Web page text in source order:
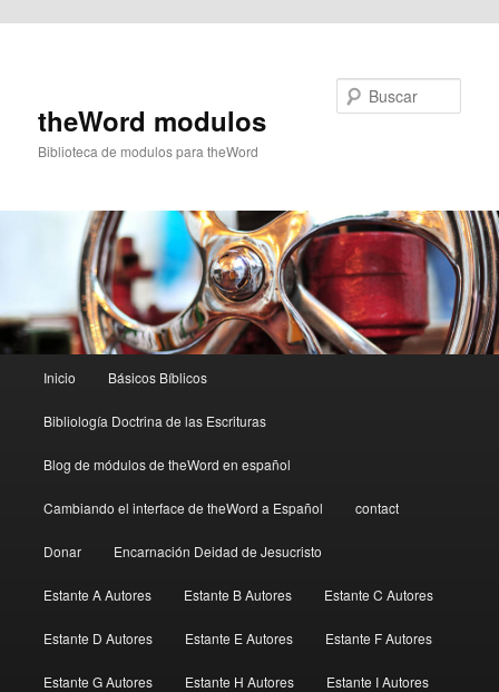
theWord modulos
Biblioteca de modulos para theWord
principal
Inicio Básicos Bíblicos
Bibliología Doctrina de las Escrituras
Blog de módulos de theWord en español
Cambiando el interface de theWord a Español contact
Donar Encarnación Deidad de Jesucristo
Estante A Autores Estante B Autores Estante C Autores
Estante D Autores Estante E Autores Estante F Autores
Estante G Autores Estante H Autores Estante I Autores